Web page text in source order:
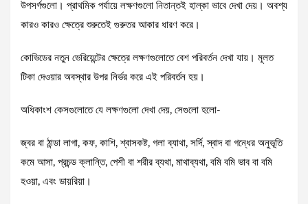
উপসর্গগুলো। প্রাথমিক পর্যায়ে লক্ষণগুলো নিতান্তই হাল্কা ভাবে দেখা দেয়। অবশ্য
কারও কারও ক্ষেত্রে শুরুতেই গুরুতর আকার ধারণ করে।
কোভিডের নতুন ভেরিয়েন্টের ক্ষেত্রে লক্ষণগুলোতে বেশ পরিবর্তন দেখা যায়। মূলত
টিকা দেওয়ার অবস্থার উপর নির্ভর করে এই পরিবর্তন হয়।
অধিকাংশ কেসগুলোতে যে লক্ষণগুলো দেখা দেয়, সেগুলো হলো-
জ্বর বা ঠান্ডা লাগা, কফ, কাশি, শ্বাসকষ্ট, গলা ব্যাথা, সর্দি, স্বাদ বা গন্ধের অনুভূতি
কমে আসা, প্রচন্ড ক্লান্তি, পেশী বা শরীর ব্যথা, মাথাব্যথা, বমি বমি ভাব বা বমি
হওয়া, এবং ডায়রিয়া।